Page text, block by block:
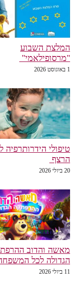
המלצת השבוע
"מרסופילאמי"
1 באוגוסט 2026
טיפולי הידרותרפיה
הרצף
20 ביולי 2026
מאשה והדוב
הגדולה לכל
11 ביולי 2026